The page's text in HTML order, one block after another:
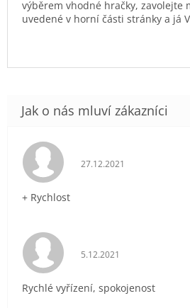
výběrem vhodné hračky, zavolejte
uvedené v horní části stránky a já
Hodnocení obchodu je
27.12.2021
+ Rychlost
Hodnocení obchodu je
5.12.2021
Rychlé vyřízení, spokojenost